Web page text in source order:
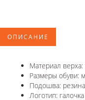
ОПИСАНИЕ
Материал верха:
Размеры обуви:
Подошва: резина
Логотип: